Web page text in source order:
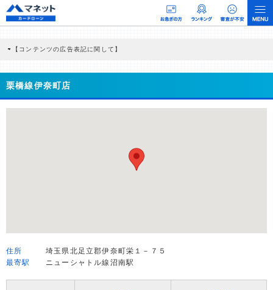
【コンテンツの広告表記に関して】
商品を根拠なくPRするものではなく、当編集部の調査／ユーザーへの口コミ収集な
どに基づき、公平性を担保した情報提供を行っています。
>提携企業一覧
栗橋線伊奈町店
住所
埼玉県北足立郡伊奈町栄１－７５
最寄駅
ニューシャトル線沼南駅